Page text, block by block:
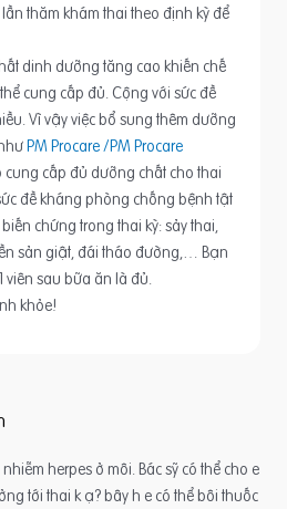
thăm khám thai theo định kỳ để
dinh dưỡng tăng cao khiến chế
cung cấp đủ. Cộng với sức đề
Vì vậy việc bổ sung thêm dưỡng
PM Procare /PM Procare
cung cấp đủ dưỡng chất cho thai
đề kháng phòng chống bệnh tật
chứng trong thai kỳ: sảy thai,
sản giật, đái tháo đường,… Bạn
viên sau bữa ăn là đủ.
khỏe!
herpes ở môi. Bác sỹ có thể cho e
tới thai k ạ? bây h e có thể bôi thuốc